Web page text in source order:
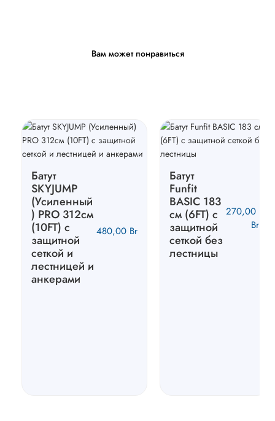
Вам может понравиться
Батут
SKYJUMP
(Усиленный
) PRO 312cм
(10FT) с
защитной
сеткой и
лестницей и
анкерами
480,00 Br
Батут
Funfit
BASIC 183
см (6FT) с
защитной
сеткой без
лестницы
270,00
Br